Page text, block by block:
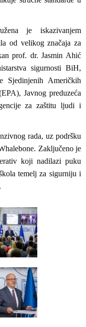
je iskazivanjem
od velikog značaja za
prof. dr. Jasmin Ahić
sigurnosti BiH,
Američkih
Javnog preduzeća
za zaštitu ljudi i
rada, uz podršku
Zaključeno je
koji nadilazi puku
temelj za sigurniju i